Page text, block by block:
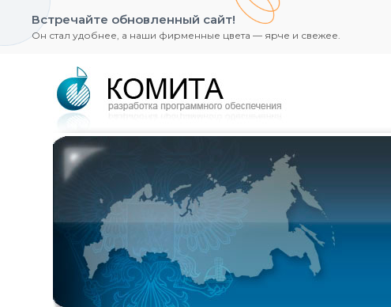
Встречайте обновленный сайт!
Он стал удобнее, а наши фирменные цвета — ярче и свежее.